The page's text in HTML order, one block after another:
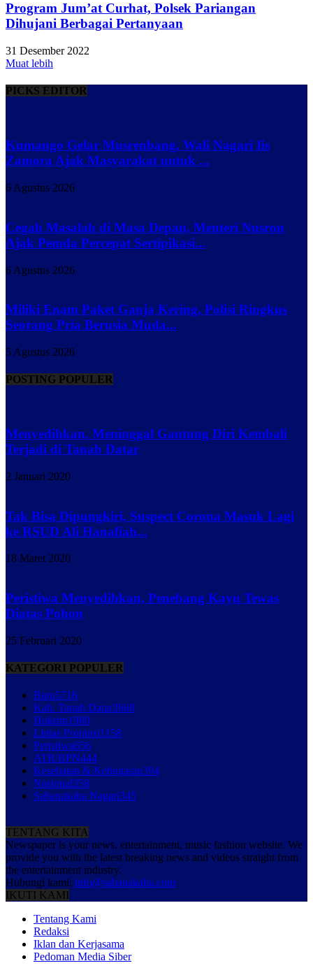
Program Jum’at Curhat, Polsek Pariangan
Dihujani Berbagai Pertanyaan
31 Desember 2022
Muat lebih
PICKS EDITOR
Kumango Gelar Musrenbang, Wali Nagari Iis
Zamora Ajak Masyarakat untuk ...
6 Agustus 2026
Cegah Masalah di Masa Depan, Menteri Nusron
Ajak Pemda Percepat Sertipikasi...
6 Agustus 2026
Miliki Enam Paket Ganja Kering, Polisi Ringkus
Seorang Pria Berusia Muda...
5 Agustus 2026
POSTING POPULER
Menyedihkan, Meninggal Gantung Diri Kembali
Terjadi di Tanah Datar
2 Januari 2020
Tak Bisa Dipungkiri, Suspect Corona Masuk Lagi
ke RSUD Ali Hanafiah...
18 Maret 2020
Peristiwa Menyedihkan, Penebang Kayu Tewas
Diatas Pohon
25 Februari 2020
KATEGORI POPULER
Baru5716
Kab. Tanah Datar2668
Hukrim1980
Lintas Propinsi1158
Peristiwa656
ATR/BPN444
Kesehatan & Kebugaran394
Nasional358
Sabanakaba Nagari345
TENTANG KITA
Newspaper is your news, entertainment, music fashion website. We
provide you with the latest breaking news and videos straight from
the entertainment industry.
Hubungi kami: info@sabanakaba.com
IKUTI KAMI
Tentang Kami
Redaksi
Iklan dan Kerjasama
Pedoman Media Siber